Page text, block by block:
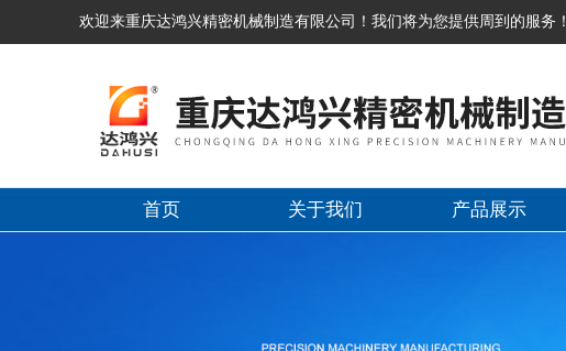
欢迎来重庆达鸿兴精密机械制造有限公司！我们将为您提供周到的服务！
首页 关于我们 产品展示